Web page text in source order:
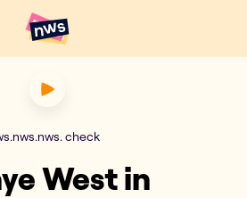
Hoofdpunten VRT NWS
in Amsterdam:
check
West in